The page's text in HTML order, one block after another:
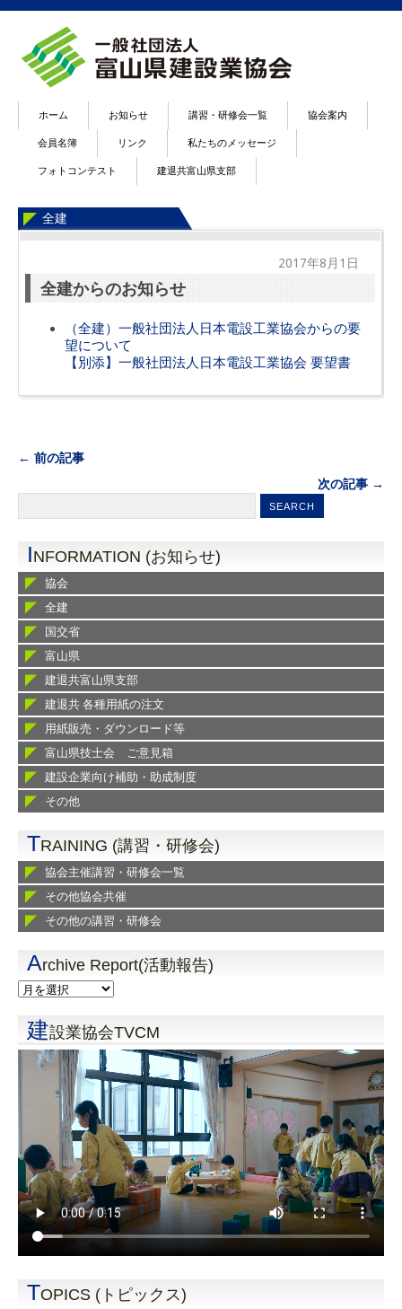
ホーム お知らせ 講習・研修会一覧 協会案内
会員名簿 リンク 私たちのメッセージ
フォトコンテスト 建退共富山県支部
全建
2017年8月1日
全建からのお知らせ
（全建）一般社団法人日本電設工業協会からの要
望について
【別添】一般社団法人日本電設工業協会 要望書
← 前の記事
次の記事 →
INFORMATION (お知らせ)
協会
全建
国交省
富山県
建退共富山県支部
建退共 各種用紙の注文
用紙販売・ダウンロード等
富山県技士会 ご意見箱
建設企業向け補助・助成制度
その他
TRAINING (講習・研修会)
協会主催講習・研修会一覧
その他協会共催
その他の講習・研修会
Archive Report(活動報告)
建設業協会TVCM
TOPICS (トピックス)